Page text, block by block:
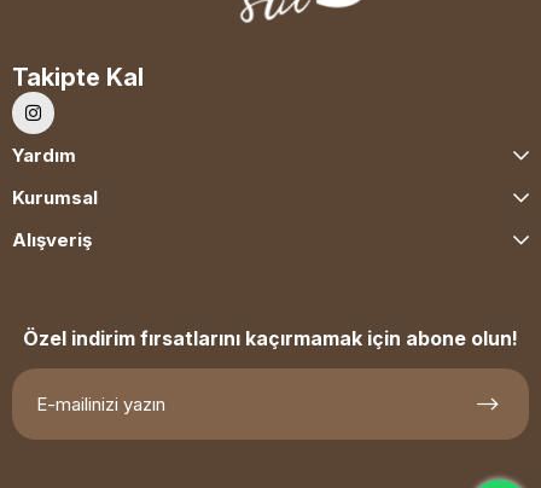
Takipte Kal
Yardım
Kurumsal
Alışveriş
Özel indirim fırsatlarını kaçırmamak için abone olun!